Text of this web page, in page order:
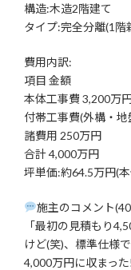
構造:木造2階建て
タイプ:完全分離(1階
費用内訳:
項目 金額
本体工事費 3,200万
付帯工事費(外構・
諸費用 250万円
合計 4,000万円
坪単価:約64.5万円(
施主のコメント
「最初の見積もり
けど(笑)、標準仕様
4,000万円に収まった!